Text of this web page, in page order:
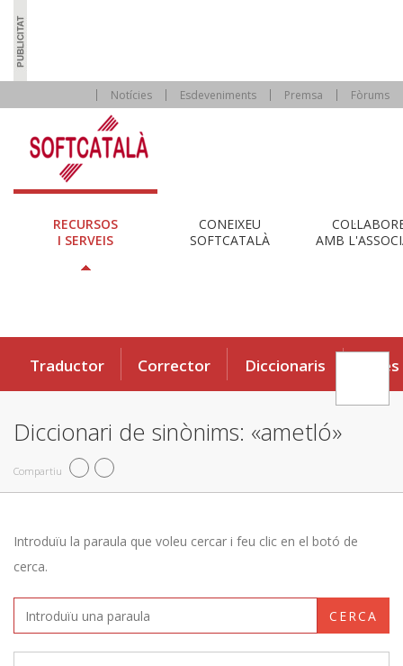
Notícies Esdeveniments Premsa Fòrums
RECURSOS
I SERVEIS
CONEIXEU
SOFTCATALÀ
AMB
Traductor Corrector Diccionaris Eines
Diccionari de sinònims: «ametló»
Compartiu
Introduïu la paraula que voleu cercar i feu clic en el botó de
cerca.
CERCA